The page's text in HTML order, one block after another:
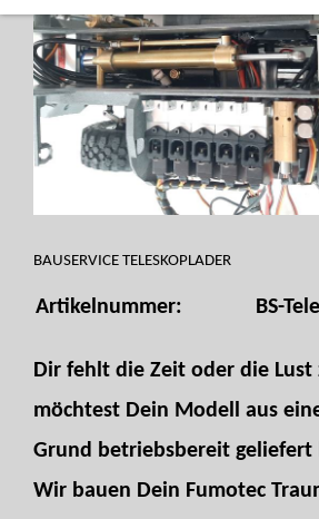
BAUSERVICE TELESKOPLADER
Artikelnummer: BS-Tele
Dir fehlt die Zeit oder die Lust
möchtest Dein Modell aus
Grund betriebsbereit geliefert
Wir bauen Dein Fumotec